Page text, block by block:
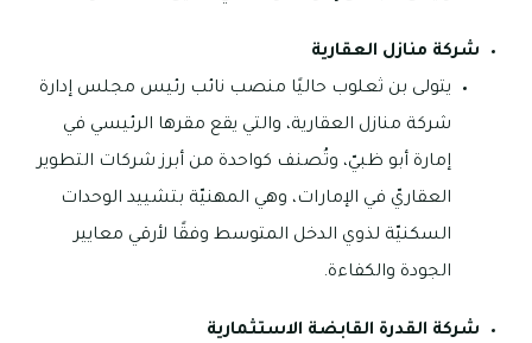
شركة منازل العقارية
يتولى بن ثعلوب حاليًا منصب نائب رئيس مجلس إدارة
شركة منازل العقارية، والتي يقع مقرها الرئيسي في
إمارة أبو ظبيّ، وتُصنف كواحدة من أبرز شركات التطوير
العقاريّ في الإمارات، وهي المهنيّة بتشييد الوحدات
السكنيّة لذوي الدخل المتوسط وفقًا لأرقي معايير
الجودة والكفاءة.
شركة القدرة القابضة الاستثمارية